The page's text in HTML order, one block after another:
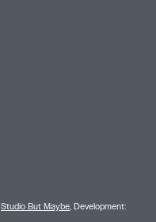
Studio But Maybe, Development: